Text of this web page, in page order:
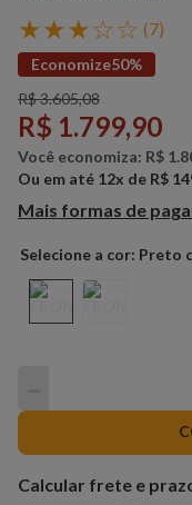
★★★☆☆ (7)
Economize50%
R$3.605,08
R$ 1.799,90
Você economiza: R$ 1.
Ou em até 12x de R$
Mais formas de
Preto
Calcular frete e